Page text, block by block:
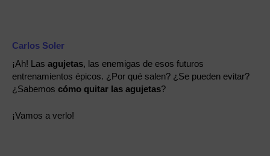
Carlos Soler
¡Ah! Las agujetas, las enemigas de esos futuros
entrenamientos épicos. ¿Por qué salen? ¿Se pueden evitar?
¿Sabemos cómo quitar las agujetas?
¡Vamos a verlo!